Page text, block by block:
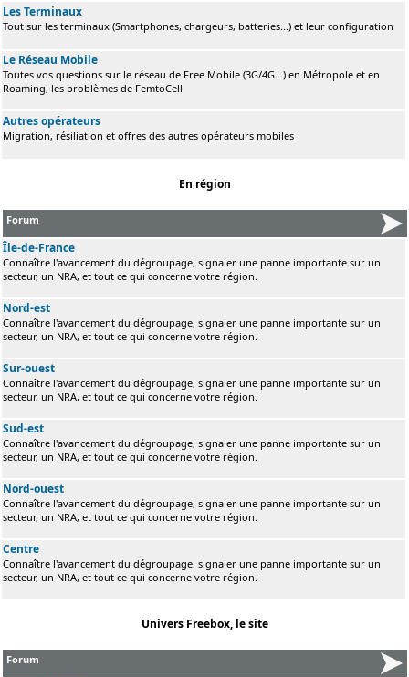
Les Terminaux
Tout sur les terminaux (Smartphones, chargeurs, batteries...) et leur configuration
Le Réseau Mobile
Toutes vos questions sur le réseau de Free Mobile (3G/4G...) en Métropole et en
Roaming, les problèmes de FemtoCell
Autres opérateurs
Migration, résiliation et offres des autres opérateurs mobiles
En région
Forum
Île-de-France
Connaître l'avancement du dégroupage, signaler une panne importante sur un
secteur, un NRA, et tout ce qui concerne votre région.
Nord-est
Connaître l'avancement du dégroupage, signaler une panne importante sur un
secteur, un NRA, et tout ce qui concerne votre région.
Sur-ouest
Connaître l'avancement du dégroupage, signaler une panne importante sur un
secteur, un NRA, et tout ce qui concerne votre région.
Sud-est
Connaître l'avancement du dégroupage, signaler une panne importante sur un
secteur, un NRA, et tout ce qui concerne votre région.
Nord-ouest
Connaître l'avancement du dégroupage, signaler une panne importante sur un
secteur, un NRA, et tout ce qui concerne votre région.
Centre
Connaître l'avancement du dégroupage, signaler une panne importante sur un
secteur, un NRA, et tout ce qui concerne votre région.
Univers Freebox, le site
Forum